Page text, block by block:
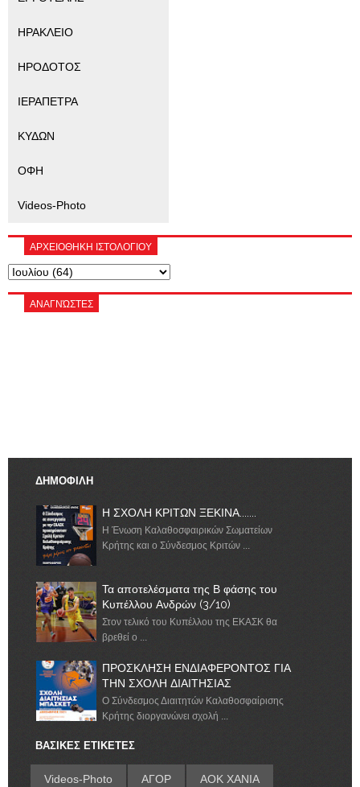
ΗΡΑΚΛΕΙΟ
ΗΡΟΔΟΤΟΣ
ΙΕΡΑΠΕΤΡΑ
ΚΥΔΩΝ
ΟΦΗ
Videos-Photo
ΑΡΧΕΙΟΘΗΚΗ ΙΣΤΟΛΟΓΙΟΥ
ΑΝΑΓΝΏΣΤΕΣ
ΔΗΜΟΦΙΛΗ
Η ΣΧΟΛΗ ΚΡΙΤΩΝ ΞΕΚΙΝΑ.......
Η Ένωση Καλαθοσφαιρικών Σωματείων
Κρήτης και ο Σύνδεσμος Κριτών ...
Τα αποτελέσματα της Β φάσης του
Κυπέλλου Ανδρών (3/10)
Στον τελικό του Κυπέλλου της ΕΚΑΣΚ θα
βρεθεί ο ...
ΠΡΟΣΚΛΗΣΗ ΕΝΔΙΑΦΕΡΟΝΤΟΣ ΓΙΑ
ΤΗΝ ΣΧΟΛΗ ΔΙΑΙΤΗΣΙΑΣ
Ο Σύνδεσμος Διαιτητών Καλαθοσφαίρισης
Κρήτης διοργανώνει σχολή ...
ΒΑΣΙΚΕΣ ΕΤΙΚΕΤΕΣ
Videos-Photo ΑΓΟΡ ΑΟΚ ΧΑΝΙΑ